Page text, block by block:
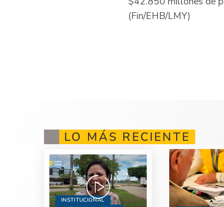
(Fin/EHB/LMY)
LO MÁS RECIENTE
INSTITUCIONAL